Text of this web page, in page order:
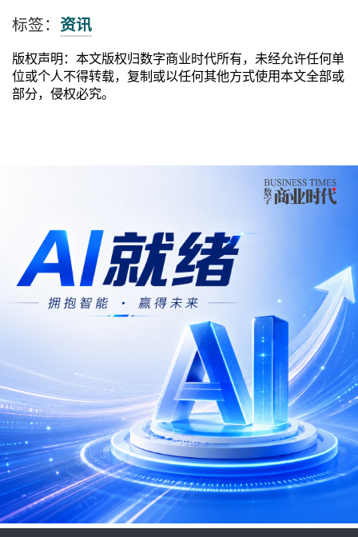
标签： 资讯
版权声明：本文版权归数字商业时代所有，未经允许任何单
位或个人不得转载，复制或以任何其他方式使用本文全部或
部分，侵权必究。